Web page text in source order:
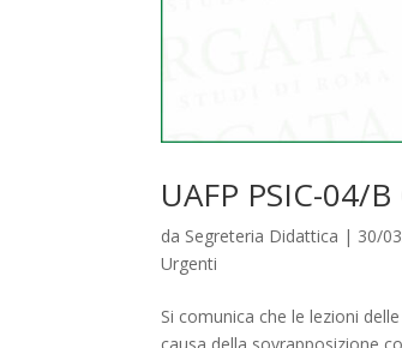
UAFP PSIC-04/
da Segreteria Didattica | 30/
Urgenti
Si comunica che le lezioni